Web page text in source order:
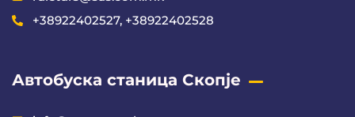
+38922402527, +38922402528
Автобуска станица Скопје